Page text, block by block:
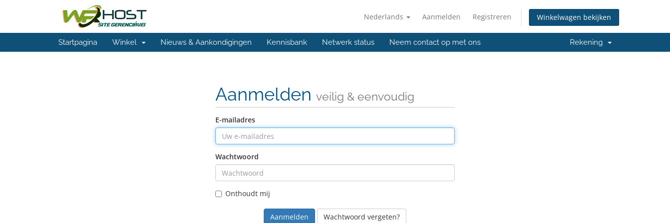
Nederlands Aanmelden Registreren Winkelwagen bekijken
Startpagina Winkel Nieuws & Aankondigingen Kennisbank Netwerk status Neem contact op met ons Rekening
Aanmelden veilig & eenvoudig
E-mailadres
Wachtwoord
Onthoudt mij
Wachtwoord vergeten?